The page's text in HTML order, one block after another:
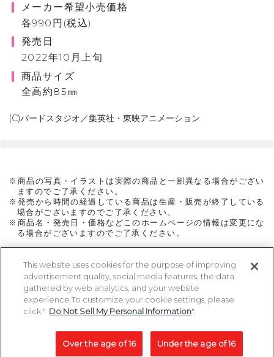
メーカー希望小売価格
各990円(税込)
発売日
2022年10月上旬
商品サイズ
全高約85㎜
(C)バードスタジオ／集英社・東映アニメーション
※商品の写真・イラストは実際の商品と一部異なる場合がござい
ますのでご了承ください。
※発売から時間の経過している商品は生産・販売が終了している
場合がございますのでご了承ください。
※商品名・発売日・価格などこのホームページの情報は変更にな
る場合がございますのでご了承ください。
ページトップに戻る
Copyright 2005-2026 MegaHouse Corporation. All rights reserved.
All other products are trademarks or registed of their respective owners.
This website uses cookies for the purpose of improving
advertisement quality, social media features, the data
gathered by web analytics, and your website
experience.To customize your cookie settings, please
click " Do Not Sell My Personal Information".
Under the age of 16
Over the age of 16